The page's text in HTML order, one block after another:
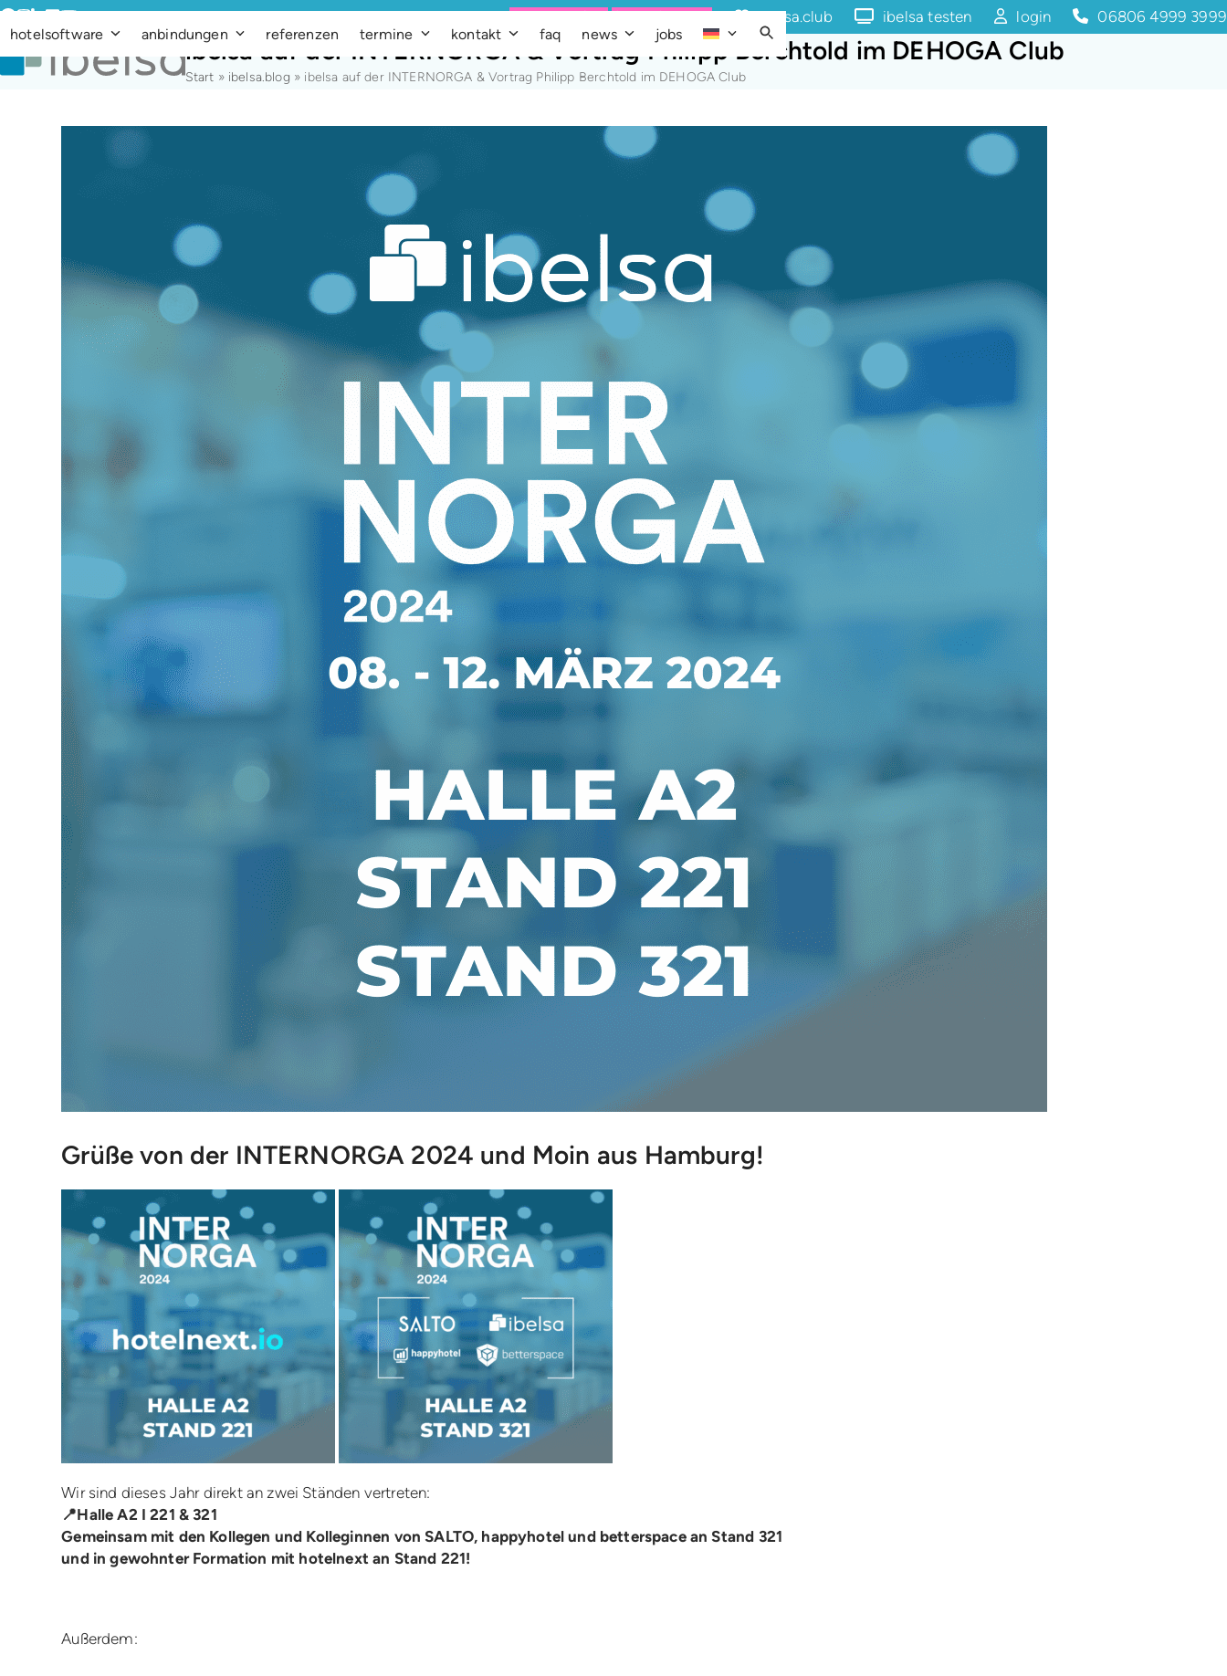
Skip
to
content
Facebook
Instagram
LinkedIn
Vimeo Demo buchen Quick Support ibelsa.club ibelsa testen login 06806 4999 3999
hotelsoftware anbindungen referenzen termine kontakt faq news jobs
ibelsa auf der INTERNORGA & Vortrag Philipp Berchtold im DEHOGA Club
Start » ibelsa.blog » ibelsa auf der INTERNORGA & Vortrag Philipp Berchtold im DEHOGA Club
Grüße von der INTERNORGA 2024 und Moin aus Hamburg!
Wir sind dieses Jahr direkt an zwei Ständen vertreten:
📍Halle A2 I 221 & 321
Gemeinsam mit den Kollegen und Kolleginnen von SALTO, happyhotel und betterspace an Stand 321
und in gewohnter Formation mit hotelnext an Stand 221!
Außerdem: